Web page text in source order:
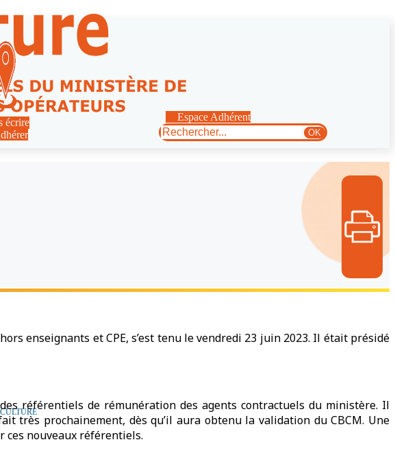
écrire
Espace Adhérent
Rechercher
OK
enseignants et CPE, s’est tenu le vendredi 23 juin 2023. Il était présidé
référentiels de rémunération des agents contractuels du ministère. Il
très prochainement, dès qu’il aura obtenu la validation du CBCM. Une
ces nouveaux référentiels.